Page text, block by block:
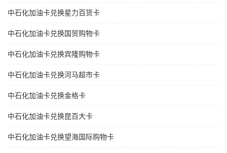
中石化加油卡兑换星力百货卡
中石化加油卡兑换国贸购物卡
中石化加油卡兑换宾隆购物卡
中石化加油卡兑换河马超市卡
中石化加油卡兑换金格卡
中石化加油卡兑换昆百大卡
中石化加油卡兑换望海国际购物卡